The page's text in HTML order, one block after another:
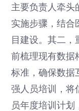
主要负责人牵头
实施步骤，结合
目建设。其二，
前梳理现有数据
标准，确保数据
强人员培训，将
员年度培训计划